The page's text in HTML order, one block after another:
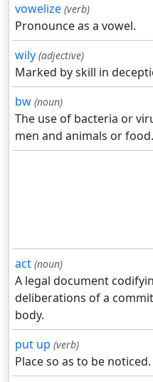
vowelize (verb)
Pronounce as a vowel.
wily (adjective)
Marked by skill in
bw (noun)
The use of bacteria or
men and animals or food.
act (noun)
A legal document
deliberations of a
body.
put up (verb)
Place so as to be noticed.